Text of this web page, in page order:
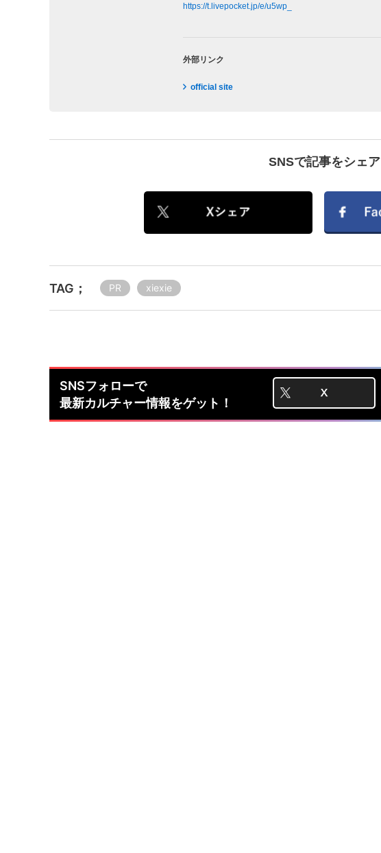
https://t.livepocket.jp/e/u5wp_
外部リンク
official site
SNSで記事をシェア
TAG； PR xiexie
SNSフォローで
最新カルチャー情報をゲット！